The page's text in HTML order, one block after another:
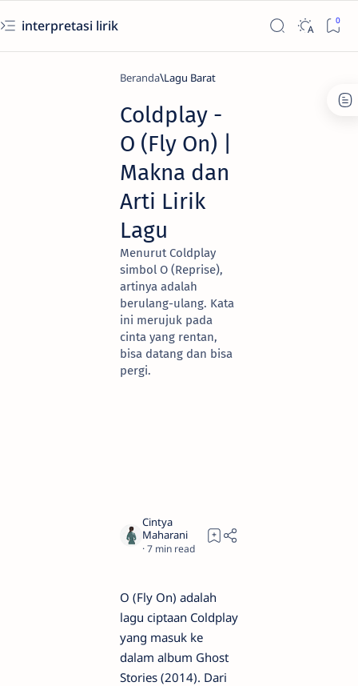
interpretasi lirik
Beranda Lagu Barat
Coldplay -
O (Fly On) |
Makna dan
Arti Lirik
Lagu
Menurut Coldplay
simbol O (Reprise),
artinya adalah
berulang-ulang. Kata
ini merujuk pada
cinta yang rentan,
bisa datang dan bisa
pergi.
7
O (Fly On) adalah
lagu ciptaan Coldplay
yang masuk ke
dalam album Ghost
Stories (2014). Dari